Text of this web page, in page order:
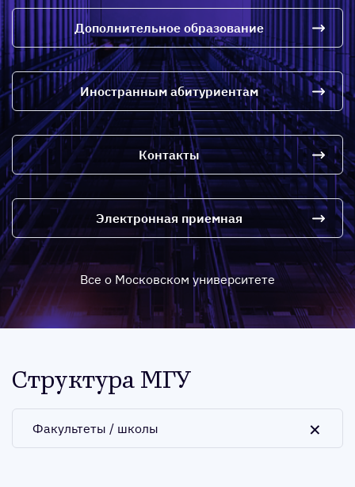
Дополнительное образование
Иностранным абитуриентам
Контакты
Электронная приемная
Все о Московском университете
Структура МГУ
Факультеты / школы